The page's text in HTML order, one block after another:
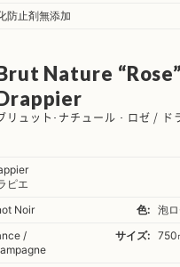
防止剤無添加
Nature
リュット･ナチュール・ロゼ / ド
ピエ
Noir 色:
泡
/
サイズ: 750